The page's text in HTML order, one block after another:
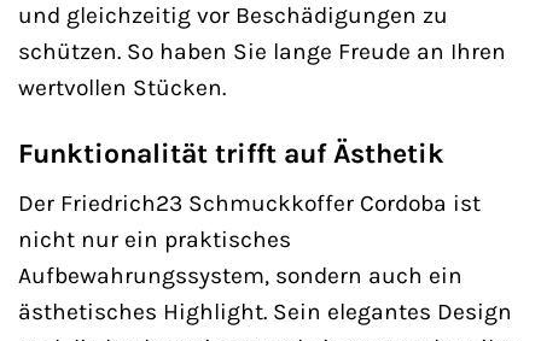
und gleichzeitig vor Beschädigungen zu
schützen. So haben Sie lange Freude an Ihren
wertvollen Stücken.
Funktionalität trifft auf Ästhetik
Der Friedrich23 Schmuckkoffer Cordoba ist
nicht nur ein praktisches
Aufbewahrungssystem, sondern auch ein
ästhetisches Highlight. Sein elegantes Design